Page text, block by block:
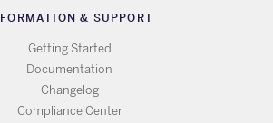
& SUPPORT
Getting Started
Documentation
Changelog
Compliance Center